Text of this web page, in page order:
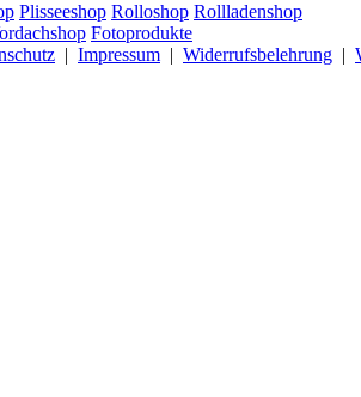
Plisseeshop Rolloshop Rollladenshop
Fotoprodukte
| Impressum | Widerrufsbelehrung |